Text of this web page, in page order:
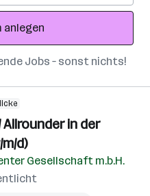
anlegen
Jobs – sonst nichts!
in der
d)
Gesellschaft m.b.H.